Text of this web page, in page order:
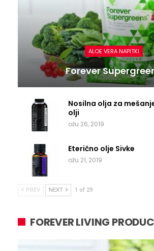
ALOE VERA NAPITKI
Forever
Nosilna olja za
olji
ožu 26, 2019
Eterično olje Sivke
ožu 21, 2019
PREV NEXT 1 of 29
FOREVER LIVING